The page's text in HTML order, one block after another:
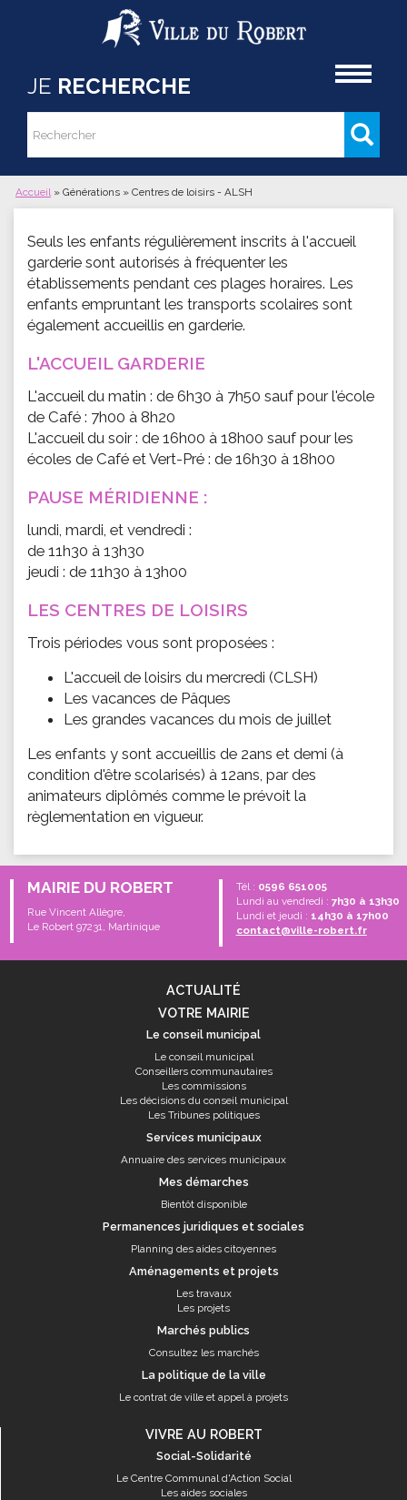
Aller au contenu principal
JE RECHERCHE
Formulaire de recherche
Rechercher
Vous êtes ici
Accueil » Générations » Centres de loisirs - ALSH
Seuls les enfants régulièrement inscrits à l'accueil
garderie sont autorisés à fréquenter les
établissements pendant ces plages horaires. Les
enfants empruntant les transports scolaires sont
également accueillis en garderie.
L'ACCUEIL GARDERIE
L'accueil du matin : de 6h30 à 7h50 sauf pour l'école
de Café : 7h00 à 8h20
L'accueil du soir : de 16h00 à 18h00 sauf pour les
écoles de Café et Vert-Pré : de 16h30 à 18h00
PAUSE MÉRIDIENNE :
lundi, mardi, et vendredi :
de 11h30 à 13h30
jeudi : de 11h30 à 13h00
LES CENTRES DE LOISIRS
Trois périodes vous sont proposées :
L'accueil de loisirs du mercredi (CLSH)
Les vacances de Pâques
Les grandes vacances du mois de juillet
Les enfants y sont accueillis de 2ans et demi (à
condition d'être scolarisés) à 12ans, par des
animateurs diplômés comme le prévoit la
règlementation en vigueur.
MAIRIE DU ROBERT
Rue Vincent Allègre,
Le Robert 97231, Martinique
Tél : 0596 651005
Lundi au vendredi : 7h30 à 13h30
Lundi et jeudi : 14h30 à 17h00
contact@ville-robert.fr
ACTUALITÉ
VOTRE MAIRIE
Le conseil municipal
Le conseil municipal
Conseillers communautaires
Les commissions
Les décisions du conseil municipal
Les Tribunes politiques
Services municipaux
Annuaire des services municipaux
Mes démarches
Bientôt disponible
Permanences juridiques et sociales
Planning des aides citoyennes
Aménagements et projets
Les travaux
Les projets
Marchés publics
Consultez les marchés
La politique de la ville
Le contrat de ville et appel à projets
VIVRE AU ROBERT
Social-Solidarité
Le Centre Communal d'Action Social
Les aides sociales